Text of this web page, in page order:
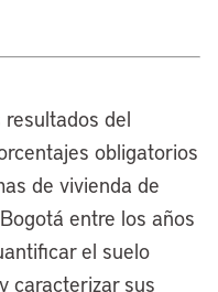
del
obligatorios
de vivienda de
entre los años
el suelo
caracterizar sus